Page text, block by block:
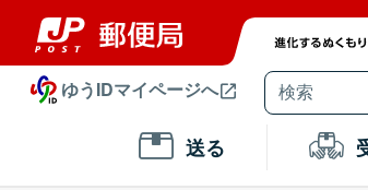
ゆうIDマイページへ
送る